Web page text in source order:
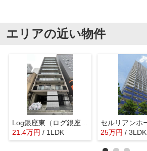
エリアの近い物件
21.4万円 / 1LDK
25万円 / 3LDK